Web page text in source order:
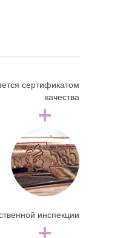
сертификатом
качества
инспекции